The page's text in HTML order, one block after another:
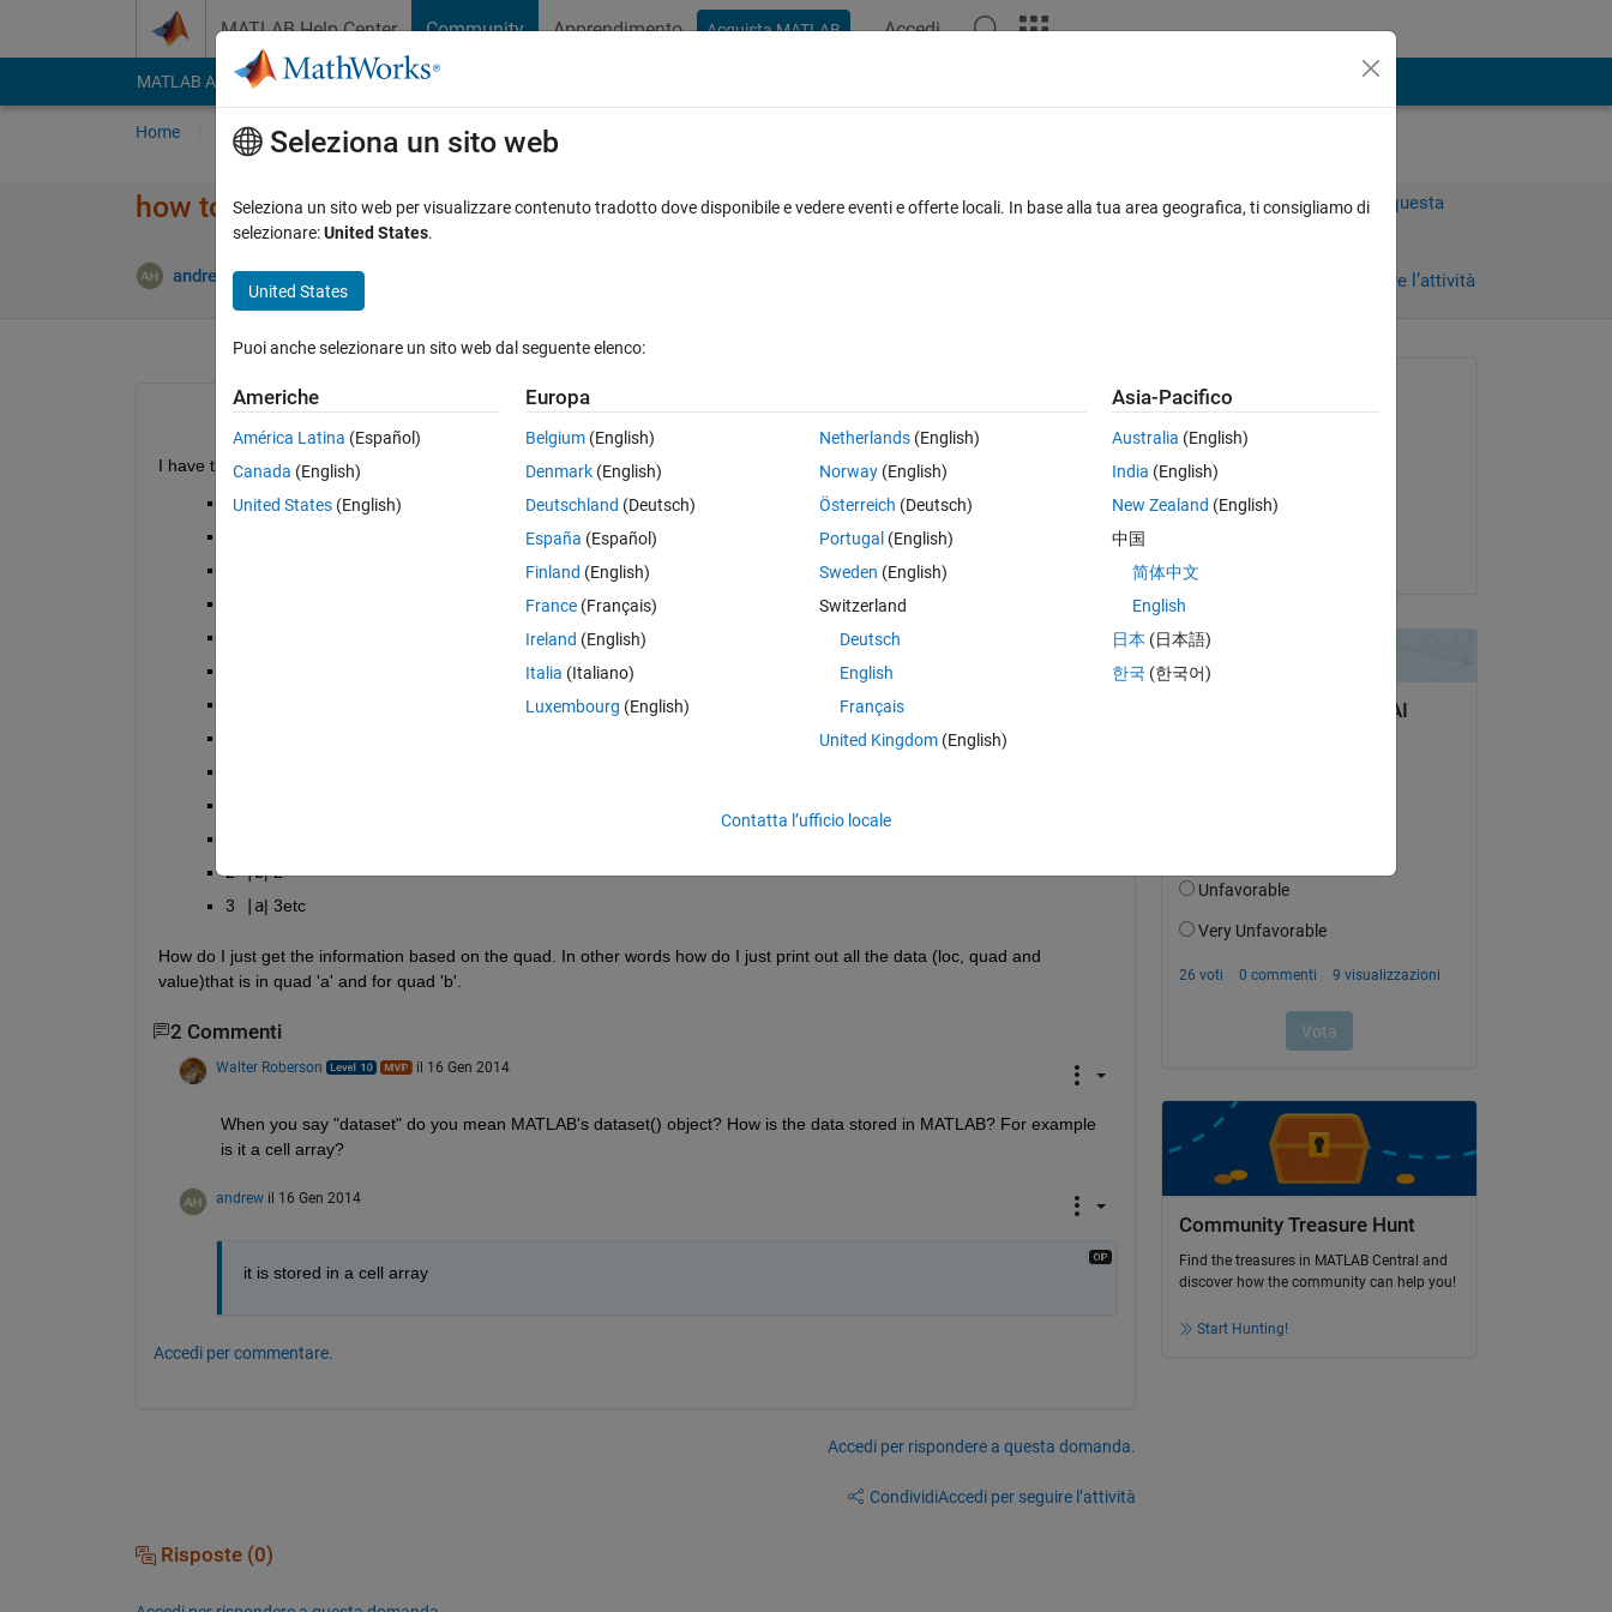
MATLAB Help Center Community Apprendimento Acquista MATLAB Accedi
MATLAB Answers File Exchange Cody
Home Poni una domanda Risposta Naviga
how to get data from location?
andrew 16 Gen 2014 0 Risposte
Accedi per rispondere a questa
Accedi per seguire l’attività
0 voti
I have the following dataset
Loc||Quad|| value
2 |b| 2
3
|a| 3etc
How do I just get the information based on the quad. In other words how do I just print out all the data (loc, quad and
value)that is in quad 'a' and for quad 'b'.
2 Commenti
Walter Roberson il 16 Gen 2014
When you say "dataset" do you mean MATLAB's dataset() object? How is the data stored in MATLAB? For example
is it a cell array?
andrew il 16 Gen 2014
it is stored in a cell array
Accedi per commentare.
Accedi per rispondere a questa domanda.
CondividiAccedi per seguire l’attività
Risposte (0)
Richiesto:
il 16 Gen 2014
Commentato:
Community Treasure Hunt
Find the treasures in MATLAB Central and
discover how the community can help you!
Start Hunting!
Seleziona un sito web
Seleziona un sito web per visualizzare contenuto tradotto dove disponibile e vedere eventi e offerte locali. In base alla tua area geografica, ti consigliamo di
selezionare:United States.
United States
Puoi anche selezionare un sito web dal seguente elenco:
Americhe
América Latina (Español)
Canada (English)
United States (English)
Europa
Belgium (English)
Denmark (English)
Deutschland (Deutsch)
España (Español)
Finland (English)
France (Français)
Ireland (English)
Italia (Italiano)
Luxembourg (English)
Netherlands(English)
Norway(English)
Österreich (Deutsch)
Portugal (English)
Sweden (English)
Switzerland
Deutsch
English
Français
United Kingdom(English)
Asia-Pacifico
Australia (English)
India (English)
New Zealand (English)
中国
简体中文
English
日本 (日本語)
한국 (한국어)
Contatta l’ufficio locale